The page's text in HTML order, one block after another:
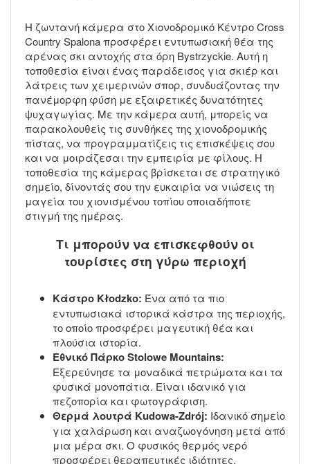
Η ζωντανή κάμερα στο Χιονοδρομικό Κέντρο Cross
Country Spalona προσφέρει εντυπωσιακή θέα της
αρένας σκι αντοχής στα όρη Bystrzyckie. Αυτή η
τοποθεσία είναι ένας παράδεισος για σκιέρ και
λάτρεις των χειμερινών σπορ, συνδυάζοντας την
πανέμορφη φύση με εξαιρετικές δυνατότητες
ψυχαγωγίας. Με την κάμερα αυτή, μπορείς να
παρακολουθείς τις συνθήκες της χιονοδρομικής
πίστας, να προγραμματίζεις τις επισκέψεις σου
και να μοιράζεσαι την εμπειρία με φίλους. Η
τοποθεσία της κάμερας βρίσκεται σε στρατηγικό
σημείο, δίνοντάς σου την ευκαιρία να νιώσεις τη
μαγεία του χιονισμένου τοπίου οποιαδήποτε
στιγμή της ημέρας.
Τι μπορούν να επισκεφθούν οι
τουρίστες στη γύρω περιοχή
Κάστρο Kłodzko: Ένα από τα πιο
εντυπωσιακά ιστορικά κάστρα της περιοχής,
το οποίο προσφέρει μαγευτική θέα και
πλούσια ιστορία.
Εθνικό Πάρκο Stolowe Mountains:
Εξερεύνησε τα μοναδικά πετρώματα και τα
φυσικά μονοπάτια. Είναι ιδανικό για
πεζοπορία και φωτογράφιση.
Θερμά λουτρά Kudowa-Zdrój: Ιδανικό σημείο
για χαλάρωση και αναζωογόνηση μετά από
μια μέρα σκι. Ο φυσικός θερμός νερό
προσφέρει θεραπευτικές ιδιότητες.